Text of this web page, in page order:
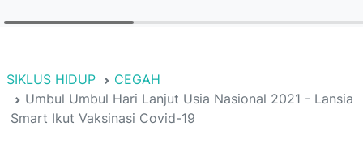
SIKLUS HIDUP
CEGAH
Umbul Umbul Hari Lanjut Usia Nasional 2021 - Lansia
Smart Ikut Vaksinasi Covid-19